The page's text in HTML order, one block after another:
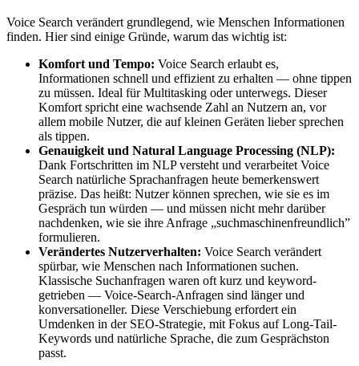
Voice Search verändert grundlegend, wie Menschen Informationen
finden. Hier sind einige Gründe, warum das wichtig ist:
Komfort und Tempo: Voice Search erlaubt es,
Informationen schnell und effizient zu erhalten — ohne tippen
zu müssen. Ideal für Multitasking oder unterwegs. Dieser
Komfort spricht eine wachsende Zahl an Nutzern an, vor
allem mobile Nutzer, die auf kleinen Geräten lieber sprechen
als tippen.
Genauigkeit und Natural Language Processing (NLP):
Dank Fortschritten im NLP versteht und verarbeitet Voice
Search natürliche Sprachanfragen heute bemerkenswert
präzise. Das heißt: Nutzer können sprechen, wie sie es im
Gespräch tun würden — und müssen nicht mehr darüber
nachdenken, wie sie ihre Anfrage „suchmaschinenfreundlich”
formulieren.
Verändertes Nutzerverhalten: Voice Search verändert
spürbar, wie Menschen nach Informationen suchen.
Klassische Suchanfragen waren oft kurz und keyword-
getrieben — Voice-Search-Anfragen sind länger und
konversationeller. Diese Verschiebung erfordert ein
Umdenken in der SEO-Strategie, mit Fokus auf Long-Tail-
Keywords und natürliche Sprache, die zum Gesprächston
passt.